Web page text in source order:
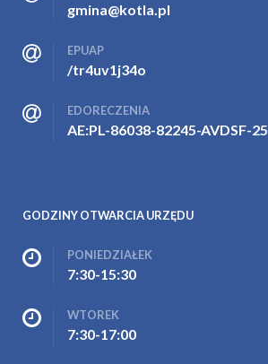
gmina@kotla.pl
EPUAP
/tr4uv1j34o
EDORECZENIA
AE:PL-86038-82245-AVDSF-25
GODZINY OTWARCIA URZĘDU
PONIEDZIAŁEK
7:30-15:30
WTOREK
7:30-17:00